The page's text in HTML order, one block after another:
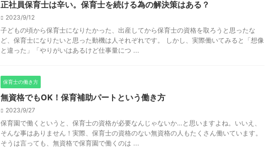
正社員保育士は辛い。保育士を続ける為の解決策はある？
2023/9/12
子どもの頃から保育士になりたかった、出産してから保育士の資格を取ろうと思ったな
ど、保育士になりたいと思った動機は人それぞれです。 しかし、実際働いてみると「想像
と違った」「やりがいはあるけど仕事量につ ...
保育士の働き方
無資格でもOK！保育補助パートという働き方
2023/9/27
保育園で働くというと、保育士の資格が必要なんじゃないか…と思いますよね。いいえ、
そんな事はありません！実際、保育士の資格のない無資格の人もたくさん働いています。
そうは言っても、無資格で保育園で働くのは ...